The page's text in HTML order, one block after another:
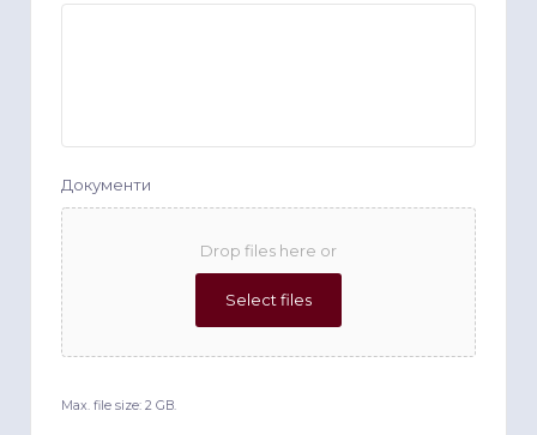
Документи
Drop files here or
Select files
Max. file size: 2 GB.